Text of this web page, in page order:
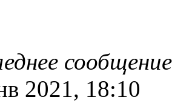
2021, 18:10